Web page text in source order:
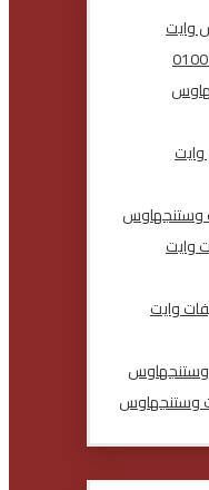
وايت
وستنجهاوس
وايت
وايت
وستنجهاوس
وستنجهاوس